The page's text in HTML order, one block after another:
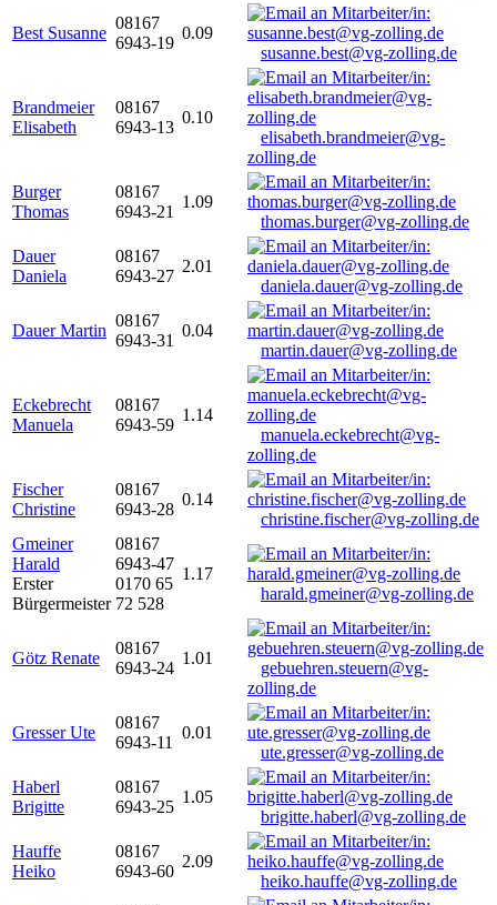
Best Susanne
08167
6943-19
0.09
susanne.best@vg-zolling.de
Brandmeier
Elisabeth
08167
6943-13
0.10
elisabeth.brandmeier@vg-
zolling.de
Burger
Thomas
08167
6943-21
1.09
thomas.burger@vg-zolling.de
Dauer
Daniela
08167
6943-27
2.01
daniela.dauer@vg-zolling.de
Dauer Martin
08167
6943-31
0.04
martin.dauer@vg-zolling.de
Eckebrecht
Manuela
08167
6943-59
1.14
manuela.eckebrecht@vg-
zolling.de
Fischer
Christine
08167
6943-28
0.14
christine.fischer@vg-zolling.de
Gmeiner
Harald
Erster
Bürgermeister
08167
6943-47
0170 65
72 528
1.17
harald.gmeiner@vg-zolling.de
Götz Renate
08167
6943-24
1.01
gebuehren.steuern@vg-
zolling.de
Gresser Ute
08167
6943-11
0.01
ute.gresser@vg-zolling.de
Haberl
Brigitte
08167
6943-25
1.05
brigitte.haberl@vg-zolling.de
Hauffe
Heiko
08167
6943-60
2.09
heiko.hauffe@vg-zolling.de